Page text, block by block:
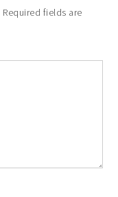
Required fields are